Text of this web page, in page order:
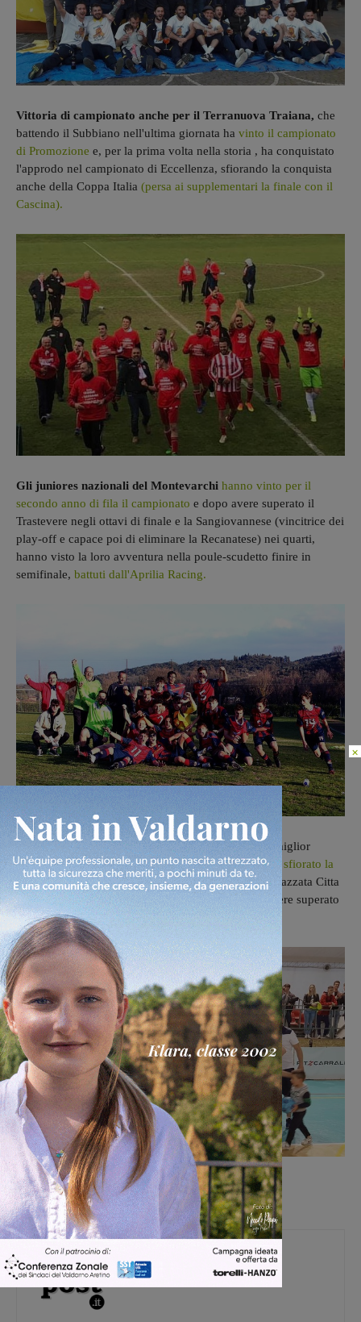
Vittoria di campionato anche per il Terranuova Traiana, che
battendo il Subbiano nell'ultima giornata ha vinto il campionato
di Promozione e, per la prima volta nella storia , ha conquistato
l'approdo nel campionato di Eccellenza, sfiorando la conquista
anche della Coppa Italia (persa ai supplementari la finale con il
Cascina).
Gli juniores nazionali del Montevarchi hanno vinto per il
secondo anno di fila il campionato e dopo avere superato il
Trastevere negli ottavi di finale e la Sangiovannese (vincitrice dei
play-off e capace poi di eliminare la Recanatese) nei quarti,
hanno visto la loro avventura nella poule-scudetto finire in
semifinale, battuti dall'Aprilia Racing.
Non ha vinto il campionato,
ma ha ottenuto il suo miglior
risultato di sempre,la Futsal Sangiovannese,che hasfiorato la
promozione in serie A2perdendo la finale con la corazzata Citta
di Massa, dopo essersi qualificata per i play-off e avere superato
in semifinale Cesena.
Michele Bossini
×